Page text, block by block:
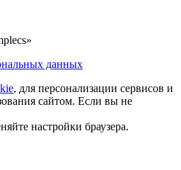
данных
, для персонализации сервисов и
сайтом. Если вы не
настройки браузера.